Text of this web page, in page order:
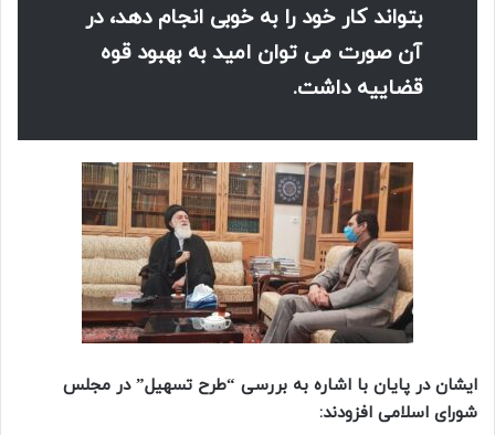
بتواند کار خود را به خوبی انجام دهد، در
آن صورت می توان امید به بهبود قوه
قضاییه داشت.
ایشان در پایان با اشاره به بررسی “طرح تسهیل” در مجلس
شورای اسلامی افزودند: